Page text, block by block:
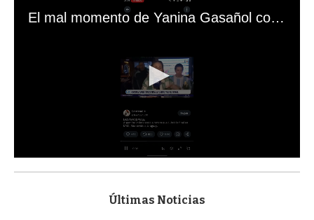
El mal momento de Yanina Gasañol con un hincha argentino en "Subrayado"
s
Últimas Noticias